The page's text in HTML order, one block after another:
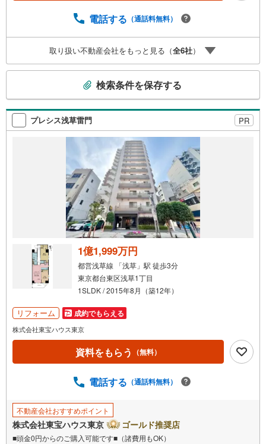
レーション。「月々いくらなら安心か」をプロが明確にし
なく、専属FPがお引渡し後も一生涯お守り致します。 Yah
oo！不動産キャンペーン対象店舗 当店で物件を成約すると
PayPayボーナスライトがもらえる「成約キャンペーン」の
お問い合わせ下さい。
電話する （通話料無料）
取り扱い不動産会社をもっと見る（全6社）
検
索
条
マ
イ
ペ
ジ
存
す
る
検索条件を保存する
プレシス浅草雷門 PR
1億1,999万円
都営浅草線 「浅草」駅 徒歩3分
東京都台東区浅草1丁目
1SLDK / 2015年8月（築12年）
リフォーム 成約でもらえる
株式会社東宝ハウス東京
資料をもらう （無料）
電話する （通話料無料）
不動産会社おすすめポイント
株式会社東宝ハウス東京 ゴールド推奨店
■頭金0円からのご購入可能です■（諸費用もOK）